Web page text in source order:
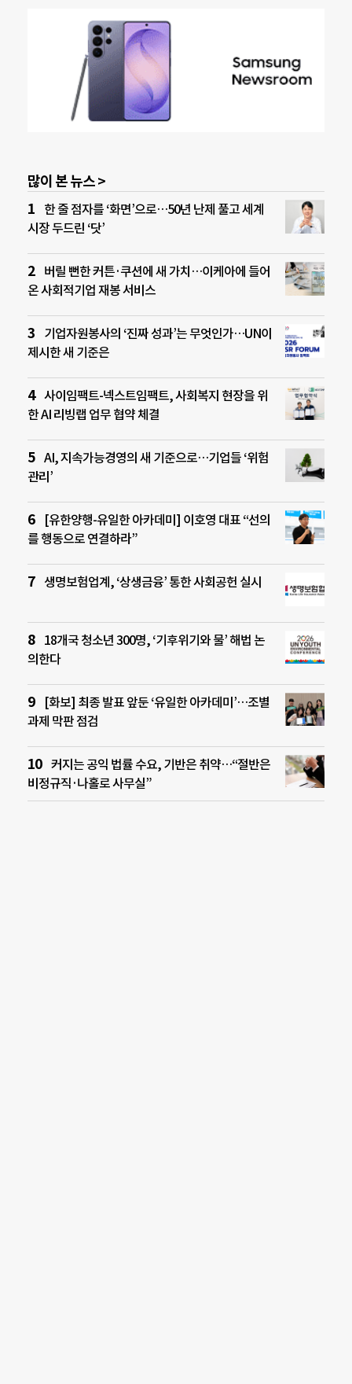
많이 본 뉴스 >
한 줄 점자를 ‘화면’으로…50년 난제 풀고 세계
시장 두드린 ‘닷’
버릴 뻔한 커튼·쿠션에 새 가치…이케아에 들어
온 사회적기업 재봉 서비스
기업자원봉사의 ‘진짜 성과’는 무엇인가…UN이
제시한 새 기준은
사이임팩트-넥스트임팩트, 사회복지 현장을 위
한 AI 리빙랩 업무 협약 체결
AI, 지속가능경영의 새 기준으로…기업들 ‘위험
관리’
[유한양행-유일한 아카데미] 이호영 대표 “선의
를 행동으로 연결하라”
생명보험업계, ‘상생금융’ 통한 사회공헌 실시
18개국 청소년 300명, ‘기후위기와 물’ 해법 논
의한다
[화보] 최종 발표 앞둔 ‘유일한 아카데미’…조별
과제 막판 점검
커지는 공익 법률 수요, 기반은 취약…“절반은
비정규직·나홀로 사무실”